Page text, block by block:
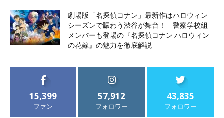
劇場版「名探偵コナン」最新作はハロウィン
シーズンで賑わう渋谷が舞台！ 警察学校組
メンバーも登場の『名探偵コナン ハロウィン
の花嫁』の魅力を徹底解説
15,399
ファン
57,912
フォロワー
43,835
フォロワー